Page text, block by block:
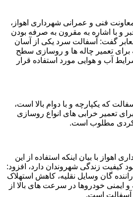
فنی و عمرانی شهرداری اهواز،
و با اشاره به مقرون به صرفه بودن
گفت: آسفالت سرد یکی از آسان
برای تعمیر چاله ها و روسازی سطح
آب و هوایی مورد استفاده قرار
که یکپارچه و با دوام بالا است،
تعمیر خرابی های انواع روسازی
مطلوب است.
اهواز با بیان اینکه استفاده از این
کیفیت زندگی شهروندان دارد، افزود:
گان وسایل نقلیه، کاهش استهلاک
ایمنی خودروها در سرعت های بالا از
آسفالت است.